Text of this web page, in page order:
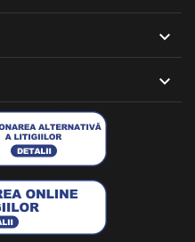

